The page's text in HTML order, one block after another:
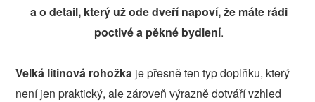
a o detail, který už ode dveří napoví, že máte rádi
poctivé a pěkné bydlení.
Velká litinová rohožkaje přesně ten typ doplňku, který
není jen praktický, ale zároveň výrazně dotváří vzhled